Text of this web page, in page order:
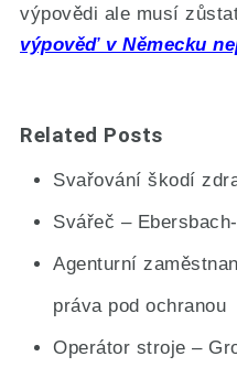
výpovědi ale musí
výpověď v Německu
Related Posts
Svařování škodí
Svářeč –
Agenturní
práva pod ochranou
Operátor stroje –